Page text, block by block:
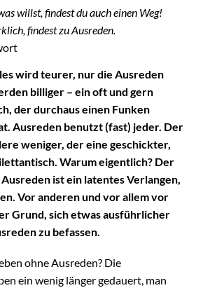
willst, findest du auch einen Weg!
findest zu Ausreden.
wird teurer, nur die Ausreden
billiger – ein oft und gern
der durchaus einen Funken
Ausreden benutzt (fast) jeder. Der
weniger, der eine geschickter,
Warum eigentlich? Der
ist ein latentes Verlangen,
Vor anderen und vor allem vor
Grund, sich etwas ausführlicher
zu befassen.
ohne Ausreden? Die
ein wenig länger gedauert, man